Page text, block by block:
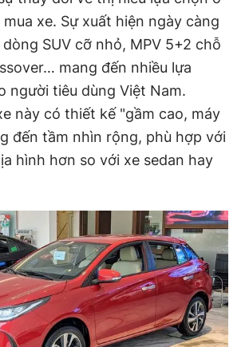
xe. Sự xuất hiện ngày càng
SUV cỡ nhỏ, MPV 5+2 chỗ
mang đến nhiều lựa
người tiêu dùng Việt Nam.
này có thiết kế "gầm cao, máy
đến tầm nhìn rộng, phù hợp với
hình hơn so với xe sedan hay